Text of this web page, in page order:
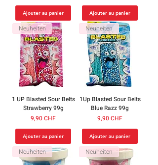
Ajouter au panier Ajouter au panier
Neuheiten
1 UP Blasted Sour Belts
Strawberry 99g
Prix
9,90 CHF
Ajouter au panier
Neuheiten
1Up Blasted Sour Belts
Blue Razz 99g
Prix
9,90 CHF
Ajouter au panier
Neuheiten Neuheiten